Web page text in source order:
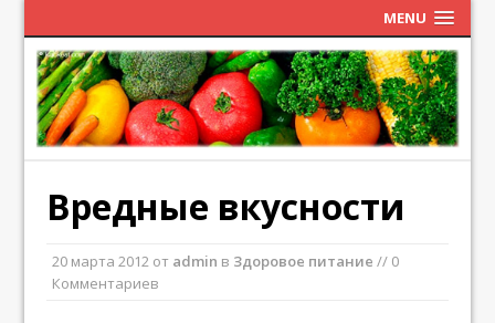
MENU
Вредные вкусности
20 марта 2012 от admin в Здоровое питание // 0
Комментариев